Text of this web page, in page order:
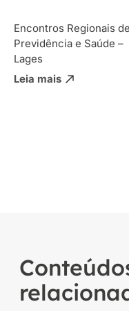
Encontros Regionais de
Previdência e Saúde –
Lages
Leia mais